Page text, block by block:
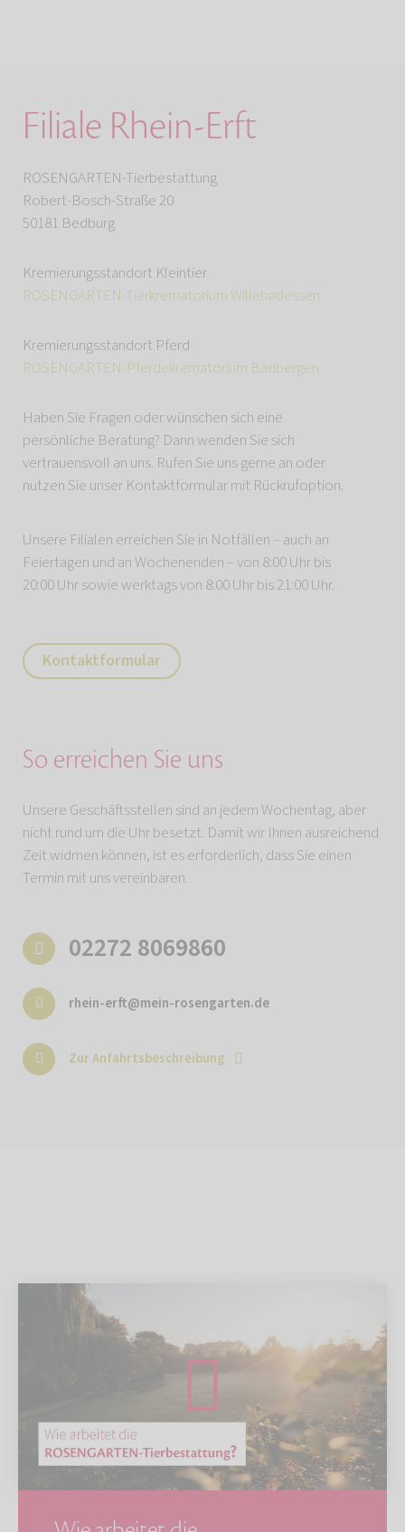
Filiale Rhein-Erft
ROSENGARTEN-Tierbestattung
Robert-Bosch-Straße 20
50181 Bedburg
Kremierungsstandort Kleintier
ROSENGARTEN-Tierkrematorium Willebadessen
Kremierungsstandort Pferd
ROSENGARTEN-Pferdekrematorium Badbergen
Haben Sie Fragen oder wünschen sich eine
persönliche Beratung? Dann wenden Sie sich
vertrauensvoll an uns. Rufen Sie uns gerne an oder
nutzen Sie unser Kontaktformular mit Rückrufoption.
Unsere Filialen erreichen Sie in Notfällen – auch an
Feiertagen und an Wochenenden – von 8:00 Uhr bis
20:00 Uhr sowie werktags von 8:00 Uhr bis 21:00 Uhr.
Kontaktformular
So erreichen Sie uns
Unsere Geschäftsstellen sind an jedem Wochentag, aber
nicht rund um die Uhr besetzt. Damit wir Ihnen ausreichend
Zeit widmen können, ist es erforderlich, dass Sie einen
Termin mit uns vereinbaren.
02272 8069860
rhein-erft@mein-rosengarten.de
Zur Anfahrtsbeschreibung